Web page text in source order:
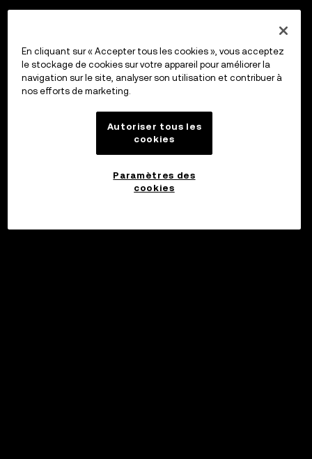
En cliquant sur « Accepter tous les cookies », vous acceptez
le stockage de cookies sur votre appareil pour améliorer la
navigation sur le site, analyser son utilisation et contribuer à
nos efforts de marketing.
Autoriser tous les
cookies
Paramètres des
cookies